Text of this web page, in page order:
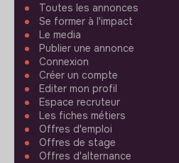
Toutes les annonces
Se former à l'impact
Le media
Publier une annonce
Connexion
Créer un compte
Editer mon profil
Espace recruteur
Les fiches métiers
Offres d'emploi
Offres de stage
Offres d'alternance